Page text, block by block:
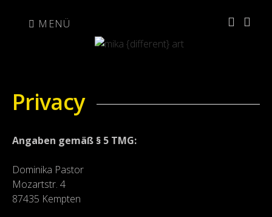
MENÜ
Privacy
Angaben gemäß § 5 TMG:
Dominika Pastor
Mozartstr. 4
87435 Kempten